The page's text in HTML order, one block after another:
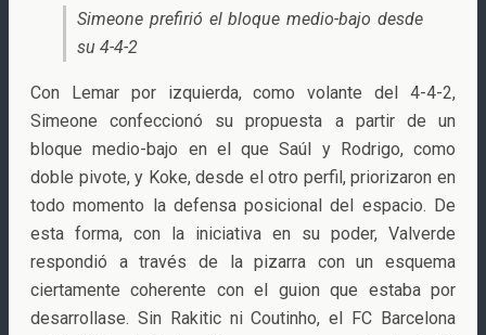
Simeone prefirió el bloque medio-bajo desde
su 4-4-2
Con Lemar por izquierda, como volante del 4-4-2,
Simeone confeccionó su propuesta a partir de un
bloque medio-bajo en el que Saúl y Rodrigo, como
doble pivote, y Koke, desde el otro perfil, priorizaron en
todo momento la defensa posicional del espacio. De
esta forma, con la iniciativa en su poder, Valverde
respondió a través de la pizarra con un esquema
ciertamente coherente con el guion que estaba por
desarrollase. Sin Rakitic ni Coutinho, el FC Barcelona